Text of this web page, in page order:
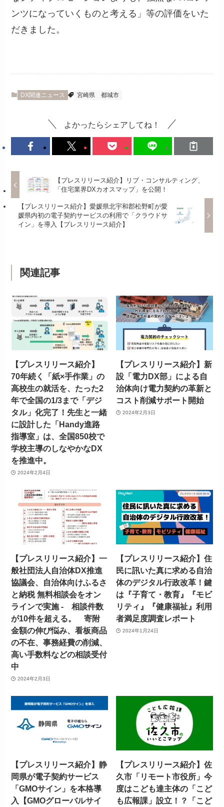
ンツになっていくものと考える」等の評価をいた
だきました。
DX関連ニュース 宮崎県 都城市
よかったらシェアしてね！
【プレスリリース紹介】​リブ・コンサルティング、
「住宅業界DXカオスマップ」を公開！
【プレスリリース紹介】愛媛県北宇和郡松野町が愛
媛県内初の電子契約サービスの利用で「クラウドサ
イン」を導入【プレスリリース紹介】
関連記事
【プレスリリース紹介】
70年続く「紙×手作業」の
高校生の就活を、たった2
年で全国の1/3まで「デジ
タル」化完了！先生と一緒
に設計した「Handy進路
指導室」は、全国850校で
学校主導のしなやかなDX
を推進中。
2024年2月4日
【プレスリリース紹介】新
設「電力DX部」による自
治体向け電力契約の革新と
コスト削減サポート開始
2024年2月3日
【プレスリリース紹介】一
般社団法人自治体DX推進
協議会、自治体向けふるさ
と納税 無料相談会をオン
ラインで実施 - 相談件数
が10件を超える。 寄附
金額の伸び悩み、看板商品
の不在、事務経費の削減、
高い手数料などの相談受付
中
2024年2月3日
【プレスリリース紹介】住
民に訊いた真に求める自治
体のデジタル行政改革！鍵
は『子育て・教育』『モビ
リティ』『健康福祉』利用
者満足度調査レポート
2024年1月24日
【プレスリリース紹介】静
岡県が電子契約サービス
「GMOサイン」を本格導
入【GMOグローバルサイ
【プレスリリース紹介】佐
久市「リモート市役所」今
度はこども達主体の「こど
も広報課」設立！？「こど